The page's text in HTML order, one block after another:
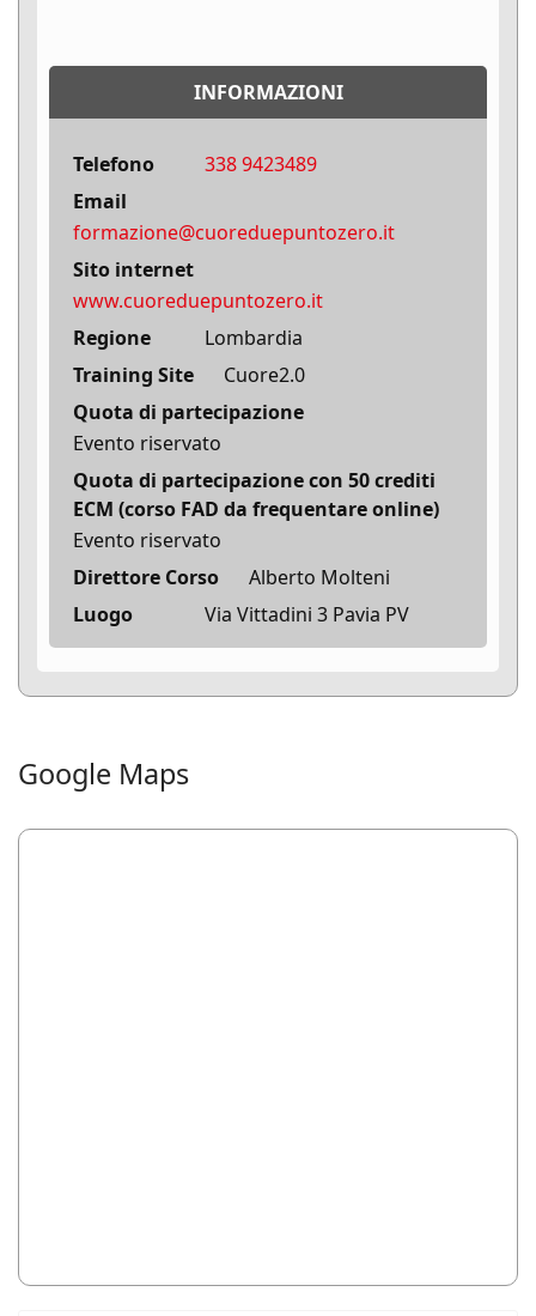
INFORMAZIONI
Telefono
338 9423489
Email
formazione@cuoreduepuntozero.it
Sito internet
www.cuoreduepuntozero.it
Regione
Lombardia
Training Site
Cuore2.0
Quota di partecipazione
Evento riservato
Quota di partecipazione con 50 crediti
ECM (corso FAD da frequentare online)
Evento riservato
Direttore Corso
Alberto Molteni
Luogo
Via Vittadini 3 Pavia PV
Google Maps